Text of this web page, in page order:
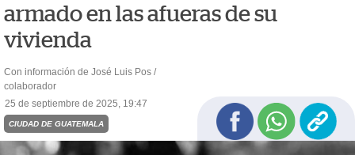
armado en las afueras de su
vivienda
Con información de José Luis Pos /
colaborador
25 de septiembre de 2025, 19:47
CIUDAD DE GUATEMALA